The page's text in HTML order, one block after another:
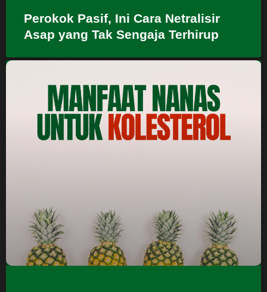
Perokok Pasif, Ini Cara Netralisir
Asap yang Tak Sengaja Terhirup